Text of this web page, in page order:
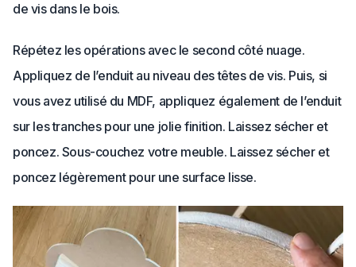
de vis dans le bois.
Répétez les opérations avec le second côté nuage.
Appliquez de l’enduit au niveau des têtes de vis. Puis, si
vous avez utilisé du MDF, appliquez également de l’enduit
sur les tranches pour une jolie finition. Laissez sécher et
poncez. Sous-couchez votre meuble. Laissez sécher et
poncez légèrement pour une surface lisse.